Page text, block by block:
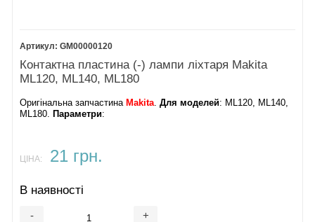
GM00000120
Контактна пластина (-) лампи ліхтаря Makita
ML120, ML140, ML180
Оригінальна запчастина Makita .Для моделей: ML120, ML140,
ML180.
Параметри:
ЦІНА: 21 грн.
В наявності
- +